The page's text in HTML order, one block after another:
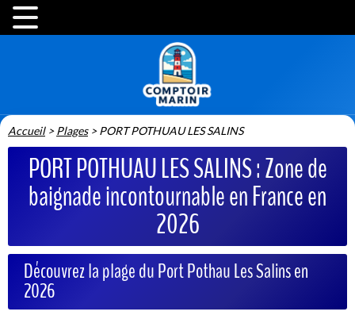
Accueil>Plages>PORT POTHUAU LES SALINS
PORT POTHUAU LES SALINS : Zone de
baignade incontournable en France en
2026
Découvrez la plage du Port Pothau Les Salins en
2026